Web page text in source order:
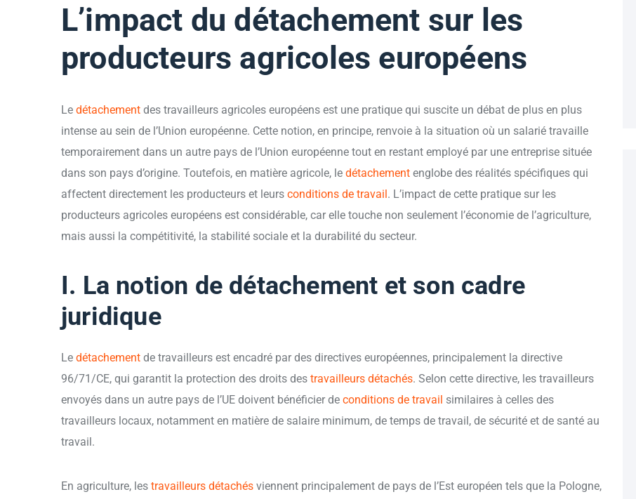
L’impact du détachement sur les
producteurs agricoles européens
Le détachement des travailleurs agricoles européens est une pratique qui suscite un débat de plus en plus
intense au sein de l’Union européenne. Cette notion, en principe, renvoie à la situation où un salarié travaille
temporairement dans un autre pays de l’Union européenne tout en restant employé par une entreprise située
dans son pays d’origine. Toutefois, en matière agricole, le détachement englobe des réalités spécifiques qui
affectent directement les producteurs et leurs conditions de travail. L’impact de cette pratique sur les
producteurs agricoles européens est considérable, car elle touche non seulement l’économie de l’agriculture,
mais aussi la compétitivité, la stabilité sociale et la durabilité du secteur.
I. La notion de détachement et son cadre
juridique
Le détachement de travailleurs est encadré par des directives européennes, principalement la directive
96/71/CE, qui garantit la protection des droits des travailleurs détachés. Selon cette directive, les travailleurs
envoyés dans un autre pays de l’UE doivent bénéficier de conditions de travail similaires à celles des
travailleurs locaux, notamment en matière de salaire minimum, de temps de travail, de sécurité et de santé au
travail.
En agriculture, les travailleurs détachés viennent principalement de pays de l’Est européen tels que la Pologne,